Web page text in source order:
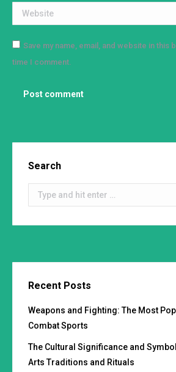
Website
Save my name, email, and website in this
time I comment.
Post comment
Search
Search:
Recent Posts
Weapons and Fighting: The Most
Combat Sports
The Cultural Significance and
Arts Traditions and Rituals